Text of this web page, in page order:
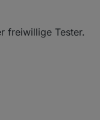
freiwillige Tester.